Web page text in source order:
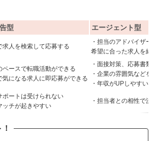
型 エージェント型
求人を検索して応募する
・担当のアドバイザー
希望に合った求人を紹
ペースで転職活動ができる
気になる求人に即応募ができる
・面接対策、応募書類
・企業の雰囲気などを
・年収がUPしやすい
ポートは受けられない
ッチが起きやすい
・担当者との相性で決